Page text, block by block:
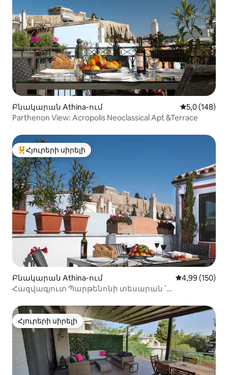
Բնակարան Athina-ում Միջին
5,0 (148)
Parthenon View: Acropolis Neoclassical Apt &Terrace
Հյուրերի սիրելի լավագույն տները
Հյուրերի սիրելի
Բնակարան Athina-ում Միջին
4,99 (150)
Հազվագյուտ Պարթենոնի տեսարան ՝
Հյուրերի սիրելի
Հյուրերի սիրելի